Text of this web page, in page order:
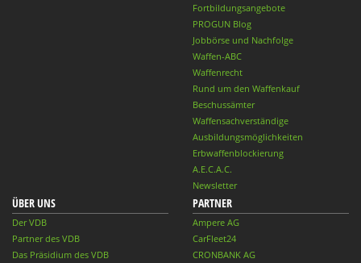
Fortbildungsangebote
PROGUN Blog
Jobbörse und Nachfolge
Waffen-ABC
Waffenrecht
Rund um den Waffenkauf
Beschussämter
Waffensachverständige
Ausbildungsmöglichkeiten
Erbwaffenblockierung
A.E.C.A.C.
Newsletter
ÜBER UNS
Der VDB
Partner des VDB
Das Präsidium des VDB
PARTNER
Ampere AG
CarFleet24
CRONBANK AG